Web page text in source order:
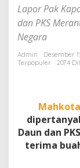
Lapor Pak
dan PKS
Negara
Admin
Desember
Terpopuler
2074
Daun dan
terima